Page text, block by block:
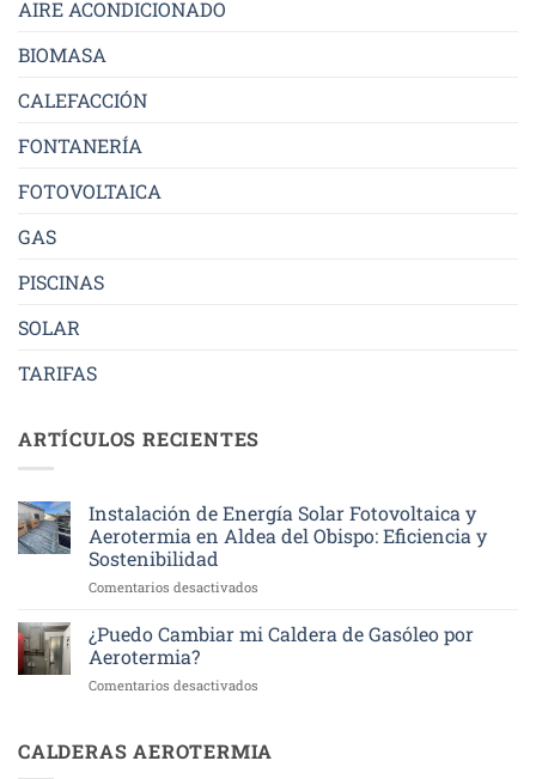
AIRE ACONDICIONADO
BIOMASA
CALEFACCIÓN
FONTANERÍA
FOTOVOLTAICA
GAS
PISCINAS
SOLAR
TARIFAS
ARTÍCULOS RECIENTES
Instalación de Energía Solar Fotovoltaica y
Aerotermia en Aldea del Obispo: Eficiencia y
Sostenibilidad
Comentarios desactivados
de
Energía
en
¿Puedo Cambiar mi Caldera de Gasóleo por
Aerotermia?
Comentarios desactivados
mi
Caldera
CALDERAS AEROTERMIA